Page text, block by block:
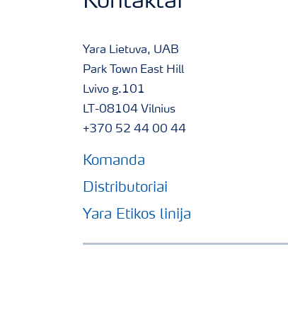
Yara Lietuva, UAB
Park Town East Hill
Lvivo g.101
LT-08104 Vilnius
+370 52 44 00 44
Komanda
Distributoriai
Yara Etikos linija